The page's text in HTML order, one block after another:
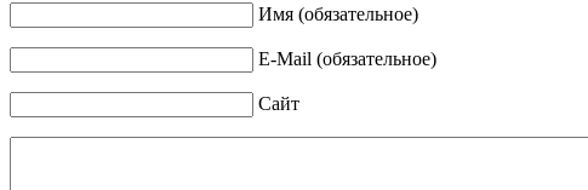
Имя (обязательное)
E-Mail (обязательное)
Сайт